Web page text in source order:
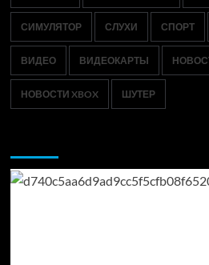
СИМУЛЯТОР СЛУХИ СПОРТ
ВИДЕО ВИДЕОКАРТЫ
НОВОСТИ XBOX ШУТЕР